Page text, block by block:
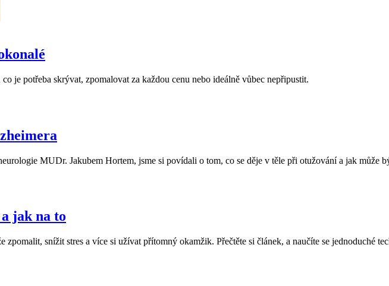
je potřeba skrývat, zpomalovat za každou cenu nebo ideálně vůbec nepřipustit.
MUDr. Jakubem Hortem, jsme si povídali o tom, co se děje v těle při otužování a jak může
jak na to
zpomalit, snížit stres a více si užívat přítomný okamžik. Přečtěte si článek, a naučíte se jednoduché